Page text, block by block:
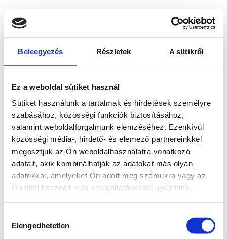
Beleegyezés Részletek A sütikről
Ez a weboldal sütiket használ
Sütiket használunk a tartalmak és hirdetések személyre
szabásához, közösségi funkciók biztosításához,
valamint weboldalforgalmunk elemzéséhez. Ezenkívül
közösségi média-, hirdető- és elemező partnereinkkel
megosztjuk az Ön weboldalhasználatra vonatkozó
adatait, akik kombinálhatják az adatokat más olyan
adatokkal, amelyeket Ön adott meg számukra vagy az
Ön által használt más szolgáltatásokból gyűjtöttek.
kiválasztása
Elengedhetetlen
loadingwww.bicapp.hu
(see the browser console for more